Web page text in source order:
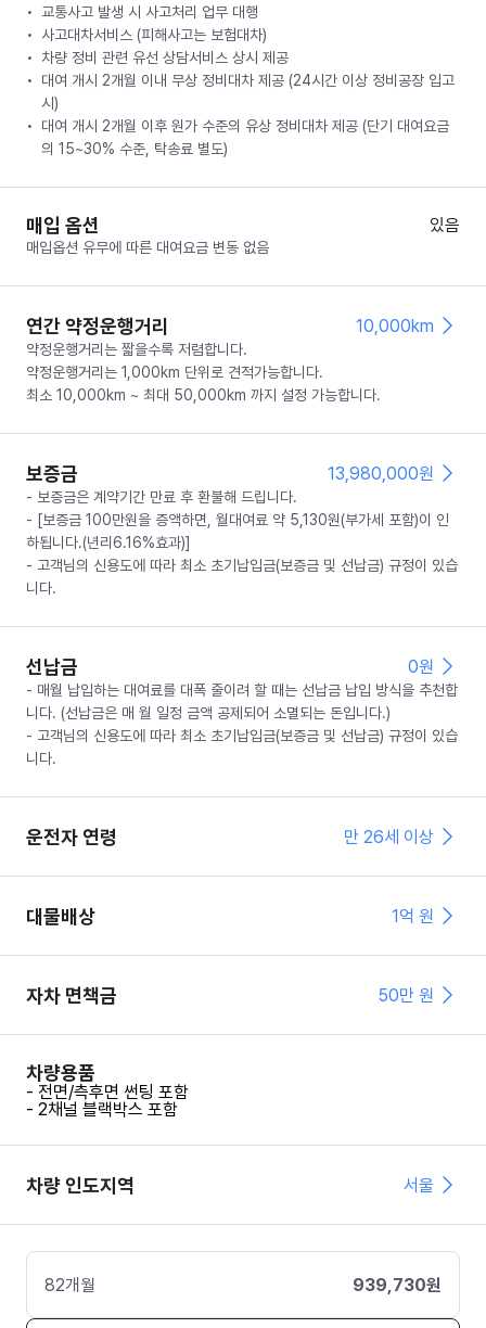
교통사고 발생 시 사고처리 업무 대행
사고대차서비스 (피해사고는 보험대차)
차량 정비 관련 유선 상담서비스 상시 제공
대여 개시 2개월 이내 무상 정비대차 제공 (24시간 이상 정비공장 입고
시)
대여 개시 2개월 이후 원가 수준의 유상 정비대차 제공 (단기 대여요금
의 15~30% 수준, 탁송료 별도)
매입 옵션 있음
매입옵션 유무에 따른 대여요금 변동 없음
연간 약정운행거리 10,000km
약정운행거리는 짧을수록 저렴합니다.
약정운행거리는 1,000km 단위로 견적가능합니다.
최소 10,000km ~ 최대 50,000km 까지 설정 가능합니다.
보증금 13,980,000원
- 보증금은 계약기간 만료 후 환불해 드립니다.
- [보증금 100만원을 증액하면, 월대여료 약 5,130원(부가세 포함)이 인
하됩니다.(년리6.16%효과)]
- 고객님의 신용도에 따라 최소 초기납입금(보증금 및 선납금) 규정이 있습
니다.
선납금 0원
- 매월 납입하는 대여료를 대폭 줄이려 할 때는 선납금 납입 방식을 추천합
니다. (선납금은 매 월 일정 금액 공제되어 소멸되는 돈입니다.)
- 고객님의 신용도에 따라 최소 초기납입금(보증금 및 선납금) 규정이 있습
니다.
운전자 연령 만 26세 이상
대물배상 1억 원
자차 면책금 50만 원
차량용품
- 전면/측후면 썬팅 포함
- 2채널 블랙박스 포함
차량 인도지역 서울
82개월 939,730원